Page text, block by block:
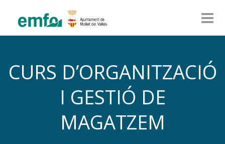
CURS D’ORGANITZACIÓ
I GESTIÓ DE
MAGATZEM